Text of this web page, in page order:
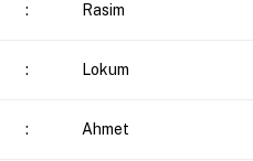
: Rasim
: Lokum
: Ahmet